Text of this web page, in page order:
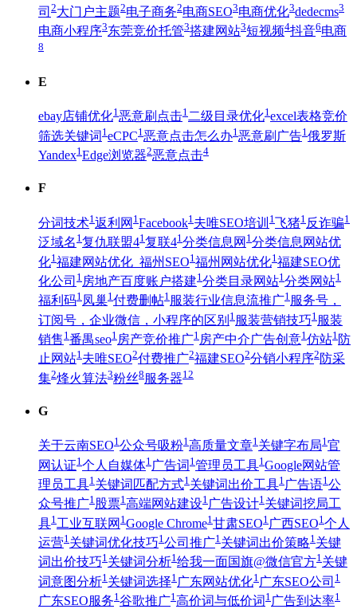
司 2大门户主题2电子商务2电商SEO3电商优化3dedecms3
电商小程序3东莞竞价托管3搭建网站3短视频4抖音6电商
8
E
ebay店铺优化1恶意刷点击1二级目录优化1excel表格竞价
筛选关键词 1 eCPC1 恶意点击怎么办1 恶意刷广告1 俄罗斯
Yandex1 Edge浏览器2恶意点击4
F
分词技术1 返利网 1 Facebook1 夫唯SEO培训 1 飞猪1 反诈骗1
泛域名 1 复仇联盟41 复联41 分类信息网 1 分类信息网站优
化1 福建网站优化_福州SEO1 福州网站优化1 福建SEO优
化公司 1 房地产百度账户搭建1 分类目录网站1 分类网站1
福利码1 凤巢1 付费删帖1 服装行业信息流推广1 服务号，
订阅号，企业微信，小程序的区别 1 服装营销技巧1 服装
销售 1 番禺seo1 房产竞价推广1 房产中介广告创意1 仿站1 防
止网站1 夫唯SEO2付费推广2福建SEO2分销小程序2 防采
集2烽火算法3粉丝8 服务器12
G
关于云南SEO1公众号吸粉1高质量文章1关键字布局1官
网认证1 个人自媒体1 广告词 1 管理员工具1 Google网站管
理员工具1 关键词匹配方式1 关键词出价工具1 广告语1 公
众号推广1股票1高端网站建设1广告设计1关键词挖局工
具1 工业互联网 1 Google Chrome1 甘肃SEO1 广西SEO1 个人
运营1 关键词优化技巧1 公司推广1 关键词出价策略1 关键
词出价技巧1关键词分析1给我一面国旗@微信官方1关键
词意图分析1 关键词选择1 广东网站优化1 广东SEO公司 1
广东SEO服务1 谷歌推广1 高价词与低价词 1 广告到达率1